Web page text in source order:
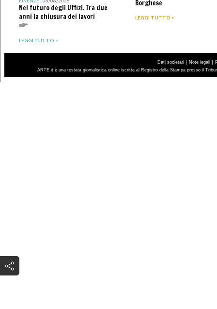
Nel futuro degli Uffizi. Tra due
anni la chiusura dei lavori
LEGGI TUTTO >
Borghese
LEGGI TUTTO >
Dati societari | Note legali |
ARTE.it è una testata giornalistica online iscritta al Registro della Stampa presso il